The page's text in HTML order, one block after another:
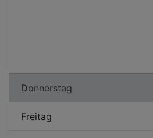
Donnerstag
Freitag